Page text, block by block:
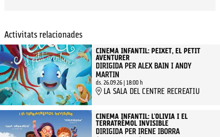
Activitats relacionades
CINEMA INFANTIL: PEIXET, EL PETIT
AVENTURER
DIRIGIDA PER ALEX BAIN I ANDY
MARTIN
ds. 26.09.26| 18:00 h
LA SALA DEL CENTRE RECREATIU
CINEMA INFANTIL: L'OLIVIA I EL
TERRATRÈMOL INVISIBLE
DIRIGIDA PER IRENE IBORRA